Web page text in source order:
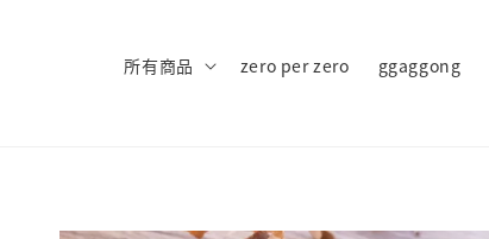
所有商品 zero per zero ggaggong